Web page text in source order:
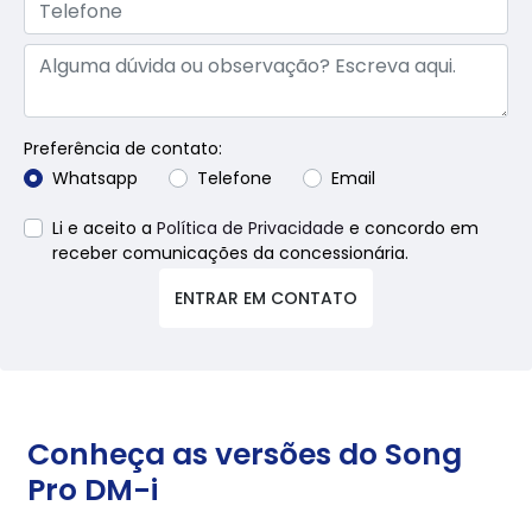
Preferência de contato:
Whatsapp
Telefone Email
Li e aceito a Política de Privacidade e concordo em
receber comunicações da concessionária.
ENTRAR EM CONTATO
Conheça as versões do Song
Pro DM-i